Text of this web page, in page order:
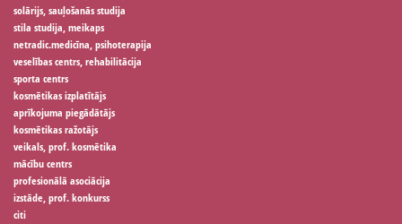
solārijs, sauļošanās studija
stila studija, meikaps
netradic.medicīna, psihoterapija
veselības centrs, rehabilitācija
sporta centrs
kosmētikas izplatītājs
aprīkojuma piegādātājs
kosmētikas ražotājs
veikals, prof. kosmētika
mācību centrs
profesionālā asociācija
izstāde, prof. konkurss
citi